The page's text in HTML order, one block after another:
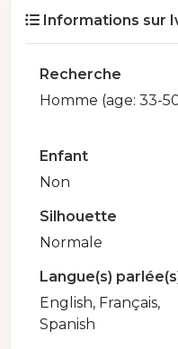
Informations sur
Recherche
Homme (age: 33-
Enfant
Non
Silhouette
Normale
Langue(s)
English, Français,
Spanish